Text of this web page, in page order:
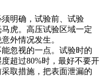
明确，试验前、试验
虎。高压试验区域一定
外情况发生。
忽视的一点。试验时的
超过80%时，最好不要开
取措施，把表面泄漏的